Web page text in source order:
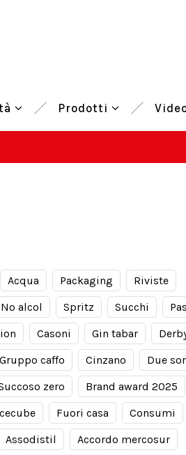
Prodotti
Acqua Packaging
Riviste
No alcol Spritz Succhi
Casoni Gin tabar
Gruppo caffo Cinzano
Due
zero Brand award 2025
Fuori casa
Consumi
Assodistil
Accordo mercosur